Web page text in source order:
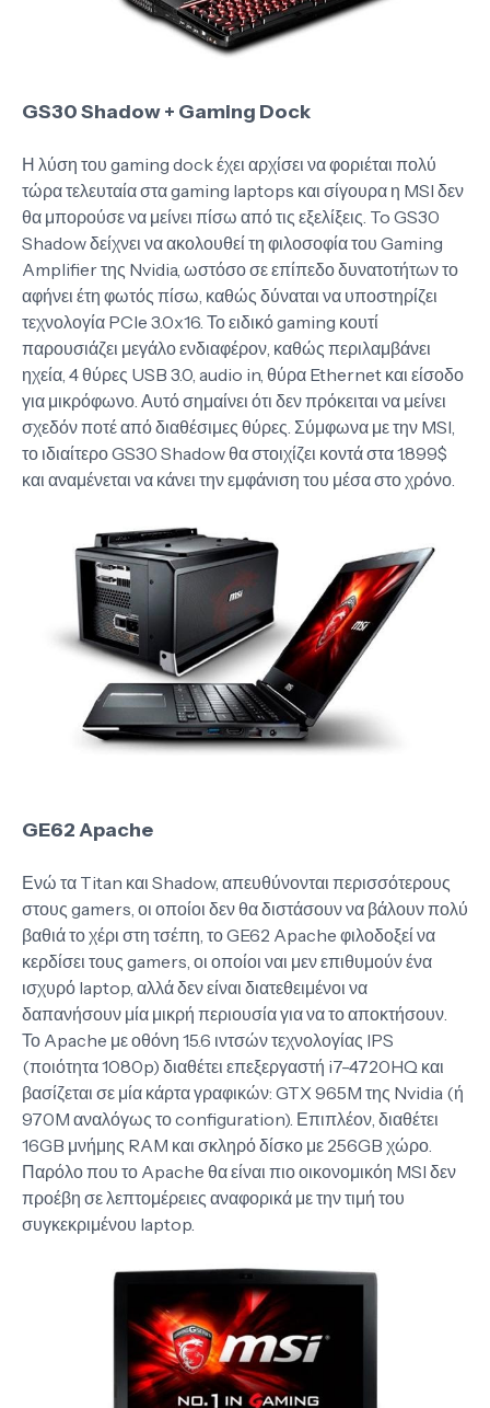
GS30 Shadow + Gaming Dock
Η λύση του gaming dock έχει αρχίσει να φοριέται πολύ
τώρα τελευταία στα gaming laptops και σίγουρα η MSI δεν
θα μπορούσε να μείνει πίσω από τις εξελίξεις. To GS30
Shadow δείχνει να ακολουθεί τη φιλοσοφία του Gaming
Amplifier της Nvidia, ωστόσο σε επίπεδο δυνατοτήτων το
αφήνει έτη φωτός πίσω, καθώς δύναται να υποστηρίζει
τεχνολογία PCIe 3.0x16. Το ειδικό gaming κουτί
παρουσιάζει μεγάλο ενδιαφέρον, καθώς περιλαμβάνει
ηχεία, 4 θύρες USB 3.0, audio in, θύρα Ethernet και είσοδο
για μικρόφωνο. Αυτό σημαίνει ότι δεν πρόκειται να μείνει
σχεδόν ποτέ από διαθέσιμες θύρες. Σύμφωνα με την MSI,
το ιδιαίτερο GS30 Shadow θα στοιχίζει κοντά στα 1.899$
και αναμένεται να κάνει την εμφάνιση του μέσα στο χρόνο.
GE62 Apache
Ενώ τα Titan και Shadow, απευθύνονται περισσότερους
στους gamers, οι οποίοι δεν θα διστάσουν να βάλουν πολύ
βαθιά το χέρι στη τσέπη, το GE62 Apache φιλοδοξεί να
κερδίσει τους gamers, οι οποίοι ναι μεν επιθυμούν ένα
ισχυρό laptop, αλλά δεν είναι διατεθειμένοι να
δαπανήσουν μία μικρή περιουσία για να το αποκτήσουν.
Το Apache με οθόνη 15.6 ιντσών τεχνολογίας IPS
(ποιότητα 1080p) διαθέτει επεξεργαστή i7-4720HQ και
βασίζεται σε μία κάρτα γραφικών: GTX 965M της Nvidia (ή
970M αναλόγως το configuration). Επιπλέον, διαθέτει
16GB μνήμης RAM και σκληρό δίσκο με 256GB χώρο.
Παρόλο που το Apache θα είναι πιο οικονομικόη MSI δεν
προέβη σε λεπτομέρειες αναφορικά με την τιμή του
συγκεκριμένου laptop.